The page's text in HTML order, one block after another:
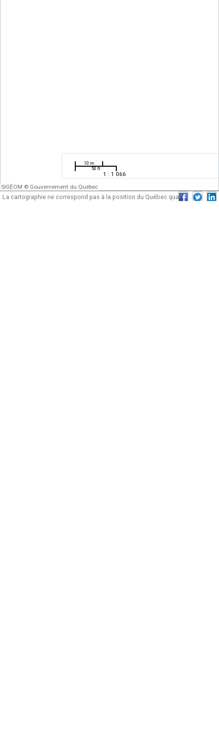
10 m
50 ft
1 : 1 066
SIGÉOM © Gouvernement du Québec
La cartographie ne correspond pas à la position du Québec quant au tracé de